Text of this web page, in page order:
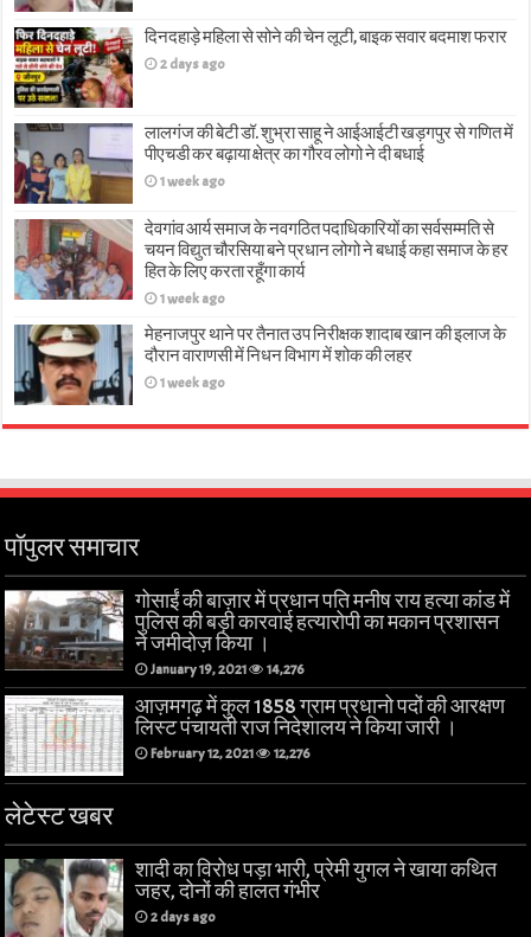
दिनदहाड़े महिला से सोने की चेन लूटी, बाइक सवार बदमाश फरार
2 days ago
लालगंज की बेटी डॉ. शुभ्रा साहू ने आईआईटी खड़गपुर से गणित में
पीएचडी कर बढ़ाया क्षेत्र का गौरव लोगो ने दी बधाई
1 week ago
देवगांव आर्य समाज के नवगठित पदाधिकारियों का सर्वसम्मति से
चयन विद्युत चौरसिया बने प्रधान लोगो ने बधाई कहा समाज के हर
हित के लिए करता रहूँगा कार्य
1 week ago
मेहनाजपुर थाने पर तैनात उप निरीक्षक शादाब खान की इलाज के
दौरान वाराणसी में निधन विभाग में शोक की लहर
1 week ago
पॉपुलर समाचार
गोसाईं की बाज़ार में प्रधान पति मनीष राय हत्या कांड में
पुलिस की बड़ी कारवाई हत्यारोपी का मकान प्रशासन
ने जमीदोज़ किया ।
January 19, 2021 14,276
आज़मगढ़ में कुल 1858 ग्राम प्रधानो पदों की आरक्षण
लिस्ट पंचायती राज निदेशालय ने किया जारी ।
February 12, 2021 12,276
लेटेस्ट खबर
शादी का विरोध पड़ा भारी, प्रेमी युगल ने खाया कथित
जहर, दोनों की हालत गंभीर
2 days ago